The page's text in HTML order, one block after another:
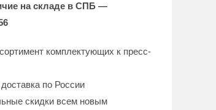
на складе в СПБ —
комплектующих к пресс-
по России
скидки всем новым